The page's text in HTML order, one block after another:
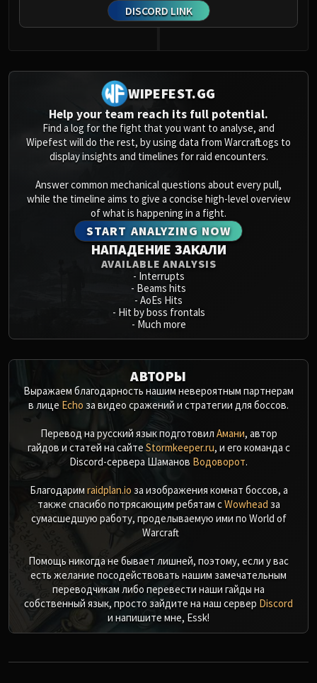
DISCORD LINK
WIPEFEST.GG
Help your team reach its full potential.
Find a log for the fight that you want to analyse, and
Wipefest will do the rest, by using data from Warcraft Logs to
display insights and timelines for raid encounters.
Answer common mechanical questions about every pull,
while the timeline aims to give a concise high-level overview
of what is happening in a fight.
START ANALYZING NOW
НАПАДЕНИЕ ЗАКАЛИ
AVAILABLE ANALYSIS
- Interrupts
- Beams hits
- AoEs Hits
- Hit by boss frontals
- Much more
АВТОРЫ
Выражаем благодарность нашим невероятным партнерам
в лице Echo за видео сражений и стратегии для боссов.
Перевод на русский язык подготовил Амани, автор
гайдов и статей на сайте Stormkeeper.ru, и его команда с
Discord-сервера Шаманов Водоворот.
Благодарим raidplan.io за изображения комнат боссов, а
также спасибо потрясающим ребятам сWowhead за
сумасшедшую работу, проделываемую ими по World of
Warcraft.
Помощь никогда не бывает лишней, поэтому, если у вас
есть желание посодействовать нашим замечательным
переводчикам либо перевести наши гайды на
собственный язык, просто зайдите на наш сервер Discord
и напишите мне, Essk!